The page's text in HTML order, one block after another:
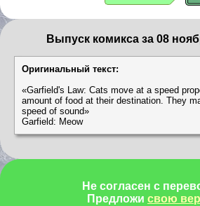
Выпуск комикса за 08
Оригинальный текст:
«Garfield's Law: Cats move at a speed
amount of food at their destination. They
speed of sound»
Garfield: Meow
Не согласен с
Предложи свою